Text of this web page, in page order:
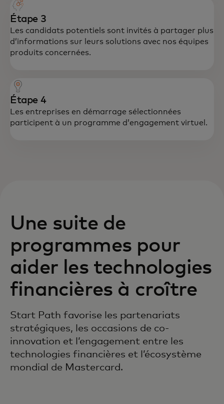
Étape 3
Les candidats potentiels sont invités à partager plus
d’informations sur leurs solutions avec nos équipes
produits concernées.
Étape 4
Les entreprises en démarrage sélectionnées
participent à un programme d’engagement virtuel.
Une suite de
programmes pour
aider les technologies
financières à croître
Start Path favorise les partenariats
stratégiques, les occasions de co-
innovation et l’engagement entre les
technologies financières et l’écosystème
mondial de Mastercard.